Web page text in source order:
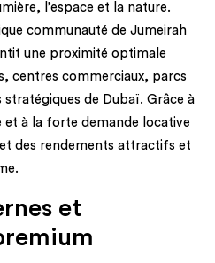
l’espace et la nature.
communauté de Jumeirah
une proximité optimale
centres commerciaux, parcs
de Dubaï. Grâce à
et à la forte demande locative
des rendements attractifs et
et